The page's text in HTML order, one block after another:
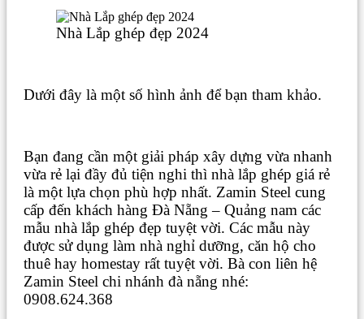
Nhà Lắp ghép đẹp 2024
Dưới đây là một số hình ảnh để bạn tham khảo.
Bạn đang cần một giải pháp xây dựng vừa nhanh
vừa rẻ lại đầy đủ tiện nghi thì nhà lắp ghép giá rẻ
là một lựa chọn phù hợp nhất. Zamin Steel cung
cấp đến khách hàng Đà Nẵng – Quảng nam các
mẫu nhà lắp ghép đẹp tuyệt vời. Các mẫu này
được sử dụng làm nhà nghỉ dưỡng, căn hộ cho
thuê hay homestay rất tuyệt vời. Bà con liên hệ
Zamin Steel chi nhánh đà nẵng nhé:
0908.624.368